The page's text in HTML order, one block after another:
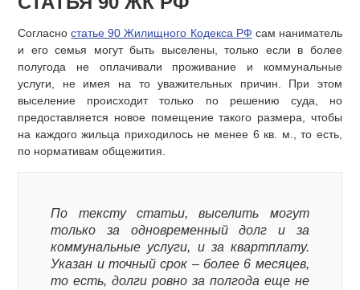
Согласностатье 90 Жилищного Кодекса РФ сам наниматель
и его семья могут быть выселены, только если в более
полугода не оплачивали проживание и коммунальные
услуги, не имея на то уважительных причин. При этом
выселение происходит только по решению суда, но
предоставляется новое помещение такого размера, чтобы
на каждого жильца приходилось не менее 6 кв. м., то есть,
по нормативам общежития.
По тексту статьи, выселить могут
только за одновременный долг и за
коммунальные услуги, и за квартплату.
Указан и точный срок – более 6 месяцев,
то есть, долги ровно за полгода еще не